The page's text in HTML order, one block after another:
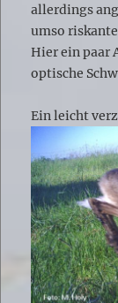
allerdings
umso
Hier ein paar
optische
Ein leicht